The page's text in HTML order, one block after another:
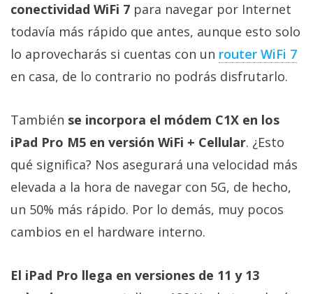
conectividad WiFi 7 para navegar por Internet
todavía más rápido que antes, aunque esto solo
lo aprovecharás si cuentas con un router WiFi 7
en casa, de lo contrario no podrás disfrutarlo.
También se incorpora el módem C1X en los
iPad Pro M5 en versión WiFi + Cellular. ¿Esto
qué significa? Nos asegurará una velocidad más
elevada a la hora de navegar con 5G, de hecho,
un 50% más rápido. Por lo demás, muy pocos
cambios en el hardware interno.
El iPad Pro llega en versiones de 11 y 13